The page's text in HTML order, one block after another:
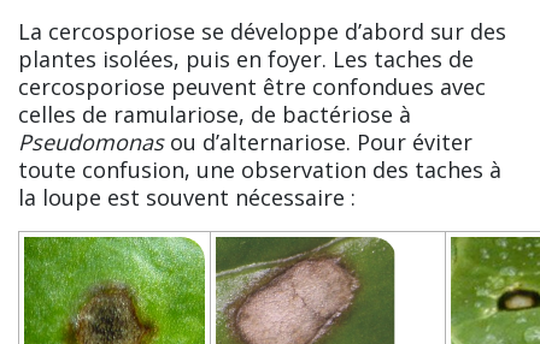
La cercosporiose se développe d’abord sur des
plantes isolées, puis en foyer. Les taches de
cercosporiose peuvent être confondues avec
celles de ramulariose, de bactériose à
Pseudomonasou d’alternariose. Pour éviter
toute confusion, une observation des taches à
la loupe est souvent nécessaire :